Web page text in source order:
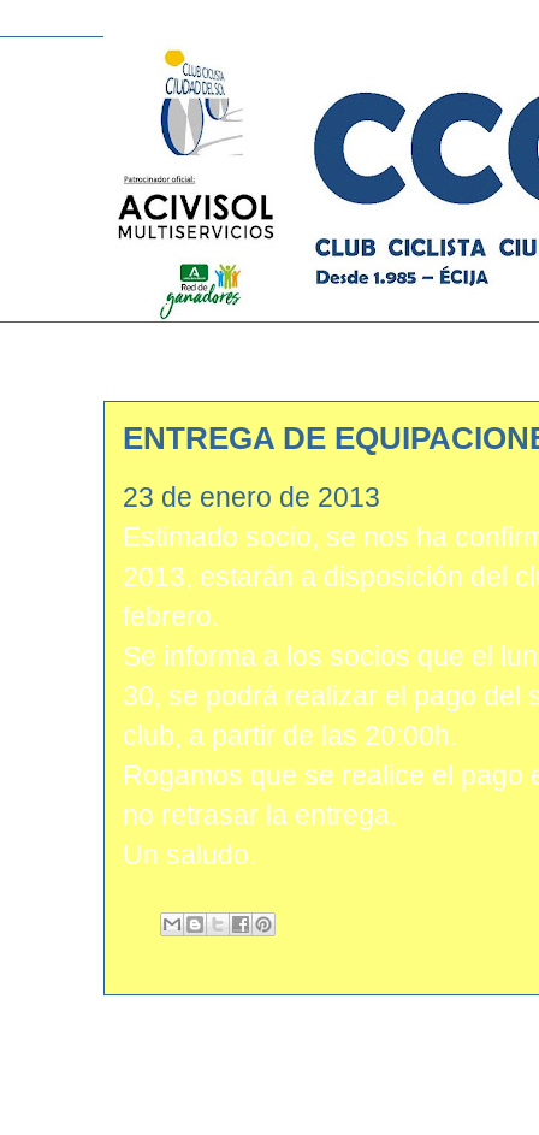
ENTREGA DE
23 de enero de 2013
Estimado socio, se nos ha
2013, estarán a disposición del
febrero.
Se informa a los socios que el
30, se podrá realizar el pago del
club, a partir de las 20:00h.
Rogamos que se realice el pago
no retrasar la entrega.
Un saludo.